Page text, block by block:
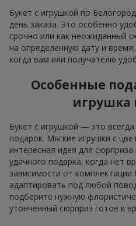
Букет с игрушкой по
день заказа. Это особенно
срочно или как неожиданный
на определенную дату и
когда вам или получателю
Особенные
игрушка
Букет с игрушкой — это
подарок. Мягкие игрушки с
интересная идея для
удачного подарка, когда нет
зависимости от комплектации
адаптировать под любой
подберите нужную
утонченный сюрприз готов к